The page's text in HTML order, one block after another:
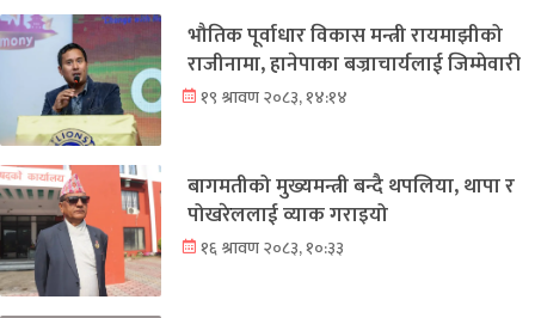
भौतिक पूर्वाधार विकास मन्त्री रायमाझीको
राजीनामा, हानेपाका बज्राचार्यलाई जिम्मेवारी
१९ श्रावण २०८३, १४:१४
बागमतीको मुख्यमन्त्री बन्दै थपलिया, थापा र
पोखरेललाई व्याक गराइयो
१६ श्रावण २०८३, १०:३३